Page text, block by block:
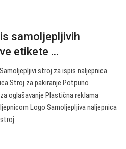
samoljepljivih
etikete ...
stroj za ispis naljepnica
Stroj za pakiranje Potpuno
oglašavanje Plastična reklama
Logo Samoljepljiva naljepnica